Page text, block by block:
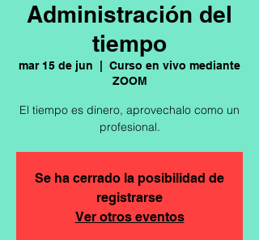
Administración del
tiempo
mar 15 de jun
Curso en vivo mediante
ZOOM
El tiempo es dinero, aprovechalo como un
profesional.
Se ha cerrado la posibilidad de
registrarse
Ver otros eventos